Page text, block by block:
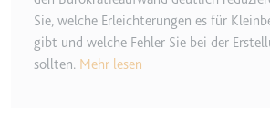
Sie, welche Erleichterungen es für
gibt und welche Fehler Sie bei der
sollten. Mehr lesen